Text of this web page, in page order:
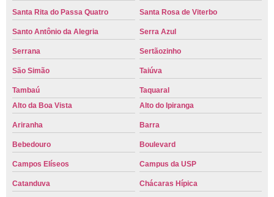
Santa Rita do Passa Quatro Santa Rosa de Viterbo
Santo Antônio da Alegria Serra Azul
Serrana Sertãozinho
São Simão Taiúva
Tambaú
Taquaral
Alto da Boa Vista
Alto do Ipiranga
Ariranha Barra
Bebedouro Boulevard
Campos Elíseos Campus da USP
Catanduva Chácaras Hípica